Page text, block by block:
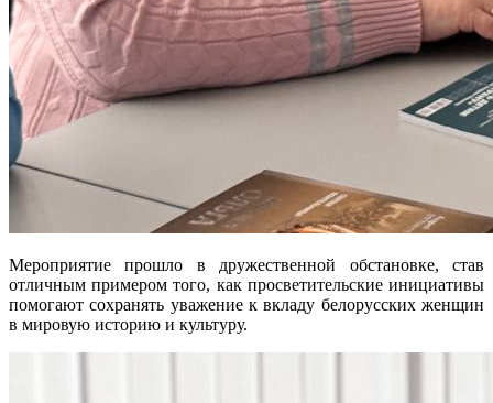
Мероприятие прошло в дружественной обстановке, став
отличным примером того, как просветительские инициативы
помогают сохранять уважение к вкладу белорусских женщин
в мировую историю и культуру.